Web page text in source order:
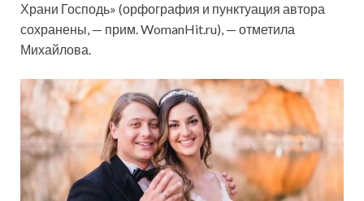
Храни Господь» (орфография и пунктуация автора
сохранены, — прим. WomanHit.ru), — отметила
Михайлова.